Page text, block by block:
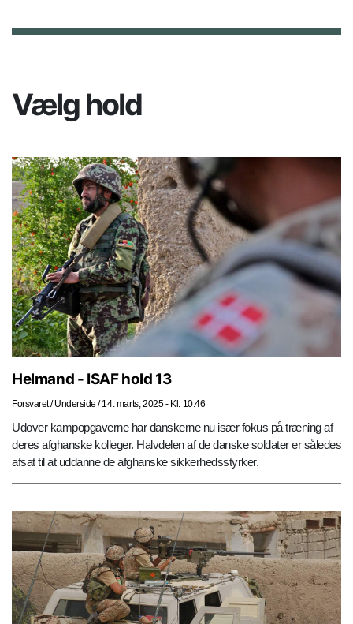
Vælg hold
Helmand - ISAF hold 13
Forsvaret/ Underside / 14. marts, 2025 - Kl. 10.46
Udover kampopgaverne har danskerne nu især fokus på træning af
deres afghanske kolleger. Halvdelen af de danske soldater er således
afsat til at uddanne de afghanske sikkerhedsstyrker.